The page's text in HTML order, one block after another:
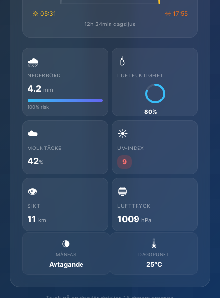
☼ 05:31 ☼ 17:55
12h 24min dagsljus
🌧️
NEDERBÖRD
4.2 mm
100% risk
💧
LUFTFUKTIGHET
80%
☁️
MOLNTÄCKE
42%
☀️
UV-INDEX
9
👁️
SIKT
11 km
🔵
LUFTTRYCK
1009 hPa
🌘
MÅNFAS
Avtagande
🌡️
DAGGPUNKT
25°C